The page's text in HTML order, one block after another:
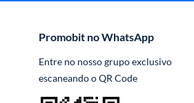
Promobit no WhatsApp
Entre no nosso grupo exclusivo
escaneando o QR Code